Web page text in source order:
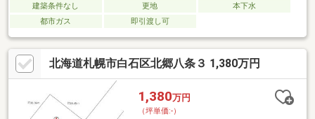
建築条件なし 更地
本下水
都市ガス
即引渡し可
北海道札幌市白石区北郷八条３ 1,380万円
1,380万円
（坪単価:-）